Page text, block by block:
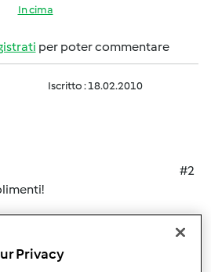
In cima
per poter commentare
Iscritto : 18.02.2010
#2
Privacy